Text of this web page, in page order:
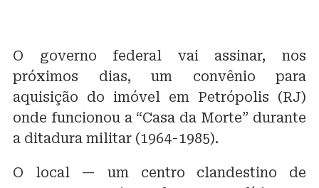
O governo federal vai assinar, nos
próximos dias, um convênio para
aquisição do imóvel em Petrópolis (RJ)
onde funcionou a “Casa da Morte” durante
a ditadura militar (1964-1985).
O local — um centro clandestino de